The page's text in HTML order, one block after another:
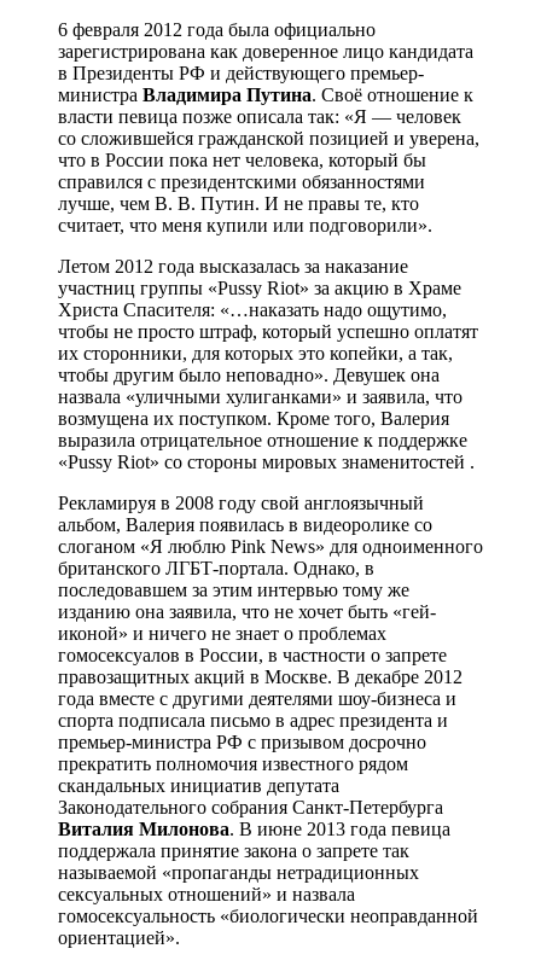
6 февраля 2012 года была официально
зарегистрирована как доверенное лицо кандидата
в Президенты РФ и действующего премьер-
министра Владимира Путина. Своё отношение к
власти певица позже описала так: «Я — человек
со сложившейся гражданской позицией и уверена,
что в России пока нет человека, который бы
справился с президентскими обязанностями
лучше, чем В. В. Путин. И не правы те, кто
считает, что меня купили или подговорили».
Летом 2012 года высказалась за наказание
участниц группы «Pussy Riot» за акцию в Храме
Христа Спасителя: «…наказать надо ощутимо,
чтобы не просто штраф, который успешно оплатят
их сторонники, для которых это копейки, а так,
чтобы другим было неповадно». Девушек она
назвала «уличными хулиганками» и заявила, что
возмущена их поступком. Кроме того, Валерия
выразила отрицательное отношение к поддержке
«Pussy Riot» со стороны мировых знаменитостей .
Рекламируя в 2008 году свой англоязычный
альбом, Валерия появилась в видеоролике со
слоганом «Я люблю Pink News» для одноименного
британского ЛГБТ-портала. Однако, в
последовавшем за этим интервью тому же
изданию она заявила, что не хочет быть «гей-
иконой» и ничего не знает о проблемах
гомосексуалов в России, в частности о запрете
правозащитных акций в Москве. В декабре 2012
года вместе с другими деятелями шоу-бизнеса и
спорта подписала письмо в адрес президента и
премьер-министра РФ с призывом досрочно
прекратить полномочия известного рядом
скандальных инициатив депутата
Законодательного собрания Санкт-Петербурга
Виталия Милонова. В июне 2013 года певица
поддержала принятие закона о запрете так
называемой «пропаганды нетрадиционных
сексуальных отношений» и назвала
гомосексуальность «биологически неоправданной
ориентацией».